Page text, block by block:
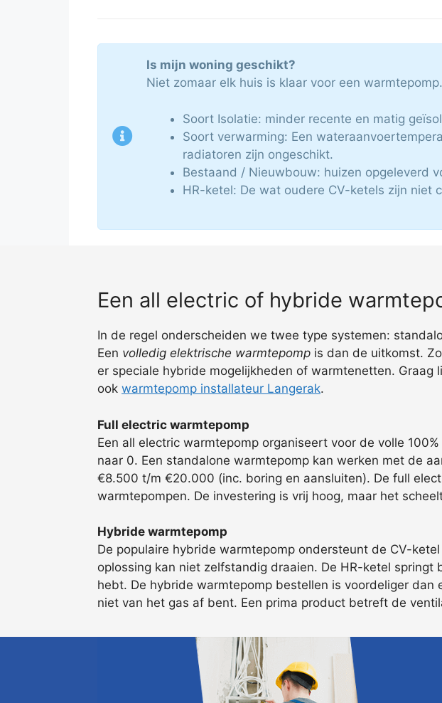
Is mijn woning geschikt?
Niet zomaar elk huis is klaar voor een
Soort Isolatie: minder recente en matig
Soort verwarming: Een
radiatoren zijn ongeschikt.
Bestaand / Nieuwbouw: huizen opgeleverd
HR-ketel: De wat oudere CV-ketels zijn niet
Een all electric of hybride
In de regel onderscheiden we twee type systemen:
Een volledig elektrische warmtepomp is dan de uitkomst.
er speciale hybride mogelijkheden of warmtenetten.
ook warmtepomp installateur Langerak.
Full electric warmtepomp
Een all electric warmtepomp organiseert voor de volle
naar 0. Een standalone warmtepomp kan werken met de
€8.500 t/m €20.000 (inc. boring en aansluiten). De full
warmtepompen. De investering is vrij hoog, maar het
Hybride warmtepomp
De populaire hybride warmtepomp ondersteunt de CV-
oplossing kan niet zelfstandig draaien. De HR-ketel
hebt. De hybride warmtepomp bestellen is voordeliger
niet van het gas af bent. Een prima product betreft de